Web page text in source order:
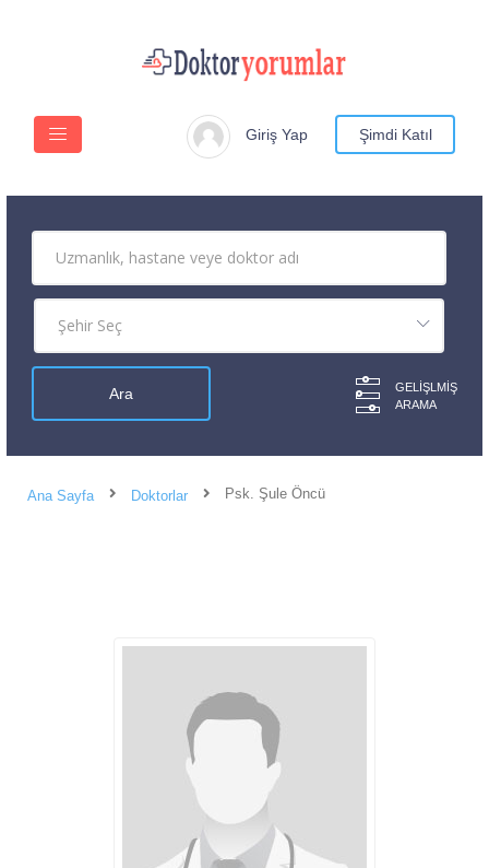
Giriş Yap Şimdi Katıl
GELIŞLMIŞ
ARAMA
Ana Sayfa Doktorlar Psk. Şule Öncü